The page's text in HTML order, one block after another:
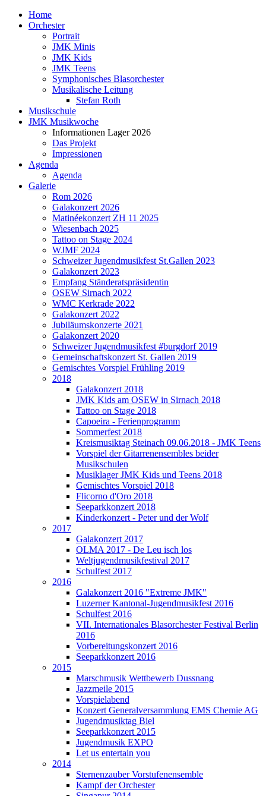
Home
Orchester
Portrait
JMK Minis
JMK Kids
JMK Teens
Symphonisches Blasorchester
Musikalische Leitung
Stefan Roth
Musikschule
JMK Musikwoche
Informationen Lager 2026
Das Projekt
Impressionen
Agenda
Agenda
Galerie
Rom 2026
Galakonzert 2026
Matinéekonzert ZH 11 2025
Wiesenbach 2025
Tattoo on Stage 2024
WJMF 2024
Schweizer Jugendmusikfest St.Gallen 2023
Galakonzert 2023
Empfang Ständeratspräsidentin
OSEW Sirnach 2022
WMC Kerkrade 2022
Galakonzert 2022
Jubiläumskonzerte 2021
Galakonzert 2020
Schweizer Jugendmusikfest #burgdorf 2019
Gemeinschaftskonzert St. Gallen 2019
Gemischtes Vorspiel Frühling 2019
2018
Galakonzert 2018
JMK Kids am OSEW in Sirnach 2018
Tattoo on Stage 2018
Capoeira - Ferienprogramm
Sommerfest 2018
Kreismusiktag Steinach 09.06.2018 - JMK Teens
Vorspiel der Gitarrenensembles beider
Musikschulen
Musiklager JMK Kids und Teens 2018
Gemischtes Vorspiel 2018
Flicorno d'Oro 2018
Seeparkkonzert 2018
Kinderkonzert - Peter und der Wolf
2017
Galakonzert 2017
OLMA 2017 - De Leu isch los
Weltjugendmusikfestival 2017
Schulfest 2017
2016
Galakonzert 2016 "Extreme JMK"
Luzerner Kantonal-Jugendmusikfest 2016
Schulfest 2016
VII. Internationales Blasorchester Festival Berlin
2016
Vorbereitungskonzert 2016
Seeparkkonzert 2016
2015
Marschmusik Wettbewerb Dussnang
Jazzmeile 2015
Vorspielabend
Konzert Generalversammlung EMS Chemie AG
Jugendmusiktag Biel
Seeparkkonzert 2015
Jugendmusik EXPO
Let us entertain you
2014
Sternenzauber Vorstufenensemble
Kampf der Orchester